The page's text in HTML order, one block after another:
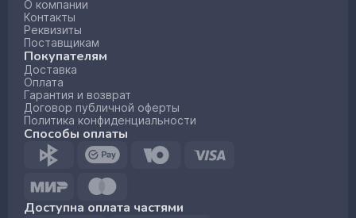
О компании
Контакты
Реквизиты
Поставщикам
Покупателям
Доставка
Оплата
Гарантия и возврат
Договор публичной оферты
Политика конфиденциальности
Способы оплаты
Доступна оплата частями